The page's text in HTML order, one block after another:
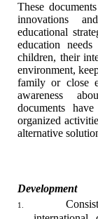
These
inno­vations
educational
education
children, their
environment,
family or close
awareness
documents
organized
alternative
Development
1.